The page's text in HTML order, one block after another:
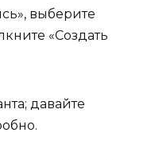
давайте